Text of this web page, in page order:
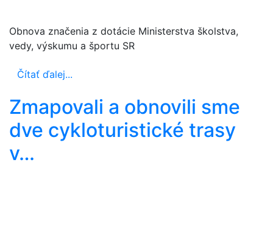
Obnova značenia z dotácie Ministerstva školstva,
vedy, výskumu a športu SR
Čítať ďalej...
Zmapovali a obnovili sme
dve cykloturistické trasy
v…